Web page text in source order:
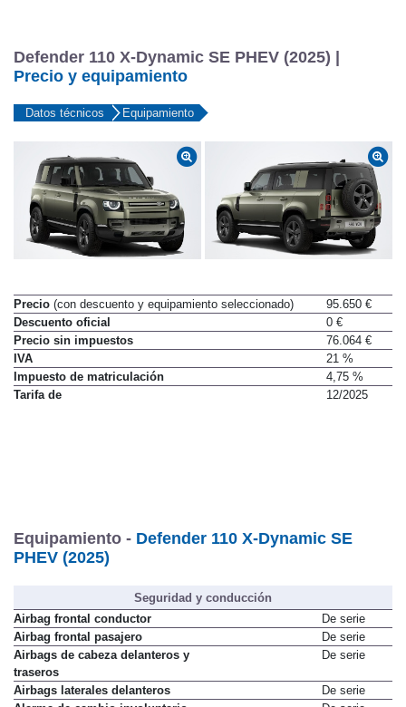
Defender 110 X-Dynamic SE PHEV (2025) |
Precio y equipamiento
Datos técnicos Equipamiento
Precio (con descuento y equipamiento seleccionado)
95.650 €
Descuento oficial
0 €
Precio sin impuestos
76.064 €
IVA
21 %
Impuesto de matriculación
4,75 %
Tarifa de
12/2025
Equipamiento - Defender 110 X-Dynamic SE
PHEV (2025)
Seguridad y conducción
Airbag frontal conductor
De serie
Airbag frontal pasajero
De serie
Airbags de cabeza delanteros y
traseros
De serie
Airbags laterales delanteros
De serie